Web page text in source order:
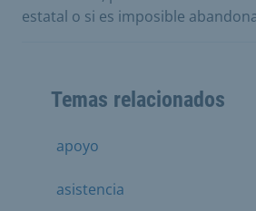
estatal o si es imposible
Temas relacionados
apoyo
asistencia